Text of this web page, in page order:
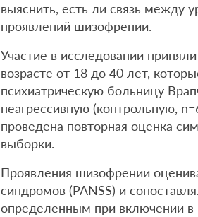
выяснить, есть ли связь между
проявлений шизофрении.
Участие в исследовании
возрасте от 18 до 40 лет,
психиатрическую больницу
неагрессивную (контрольную,
проведена повторная оценка
выборки.
Проявления шизофрении
синдромов (PANSS) и
определенным при включении в